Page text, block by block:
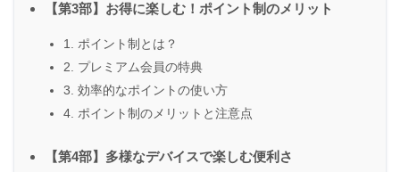
【第3部】お得に楽しむ！ポイント制のメリット
1. ポイント制とは？
2. プレミアム会員の特典
3. 効率的なポイントの使い方
4. ポイント制のメリットと注意点
【第4部】多様なデバイスで楽しむ便利さ